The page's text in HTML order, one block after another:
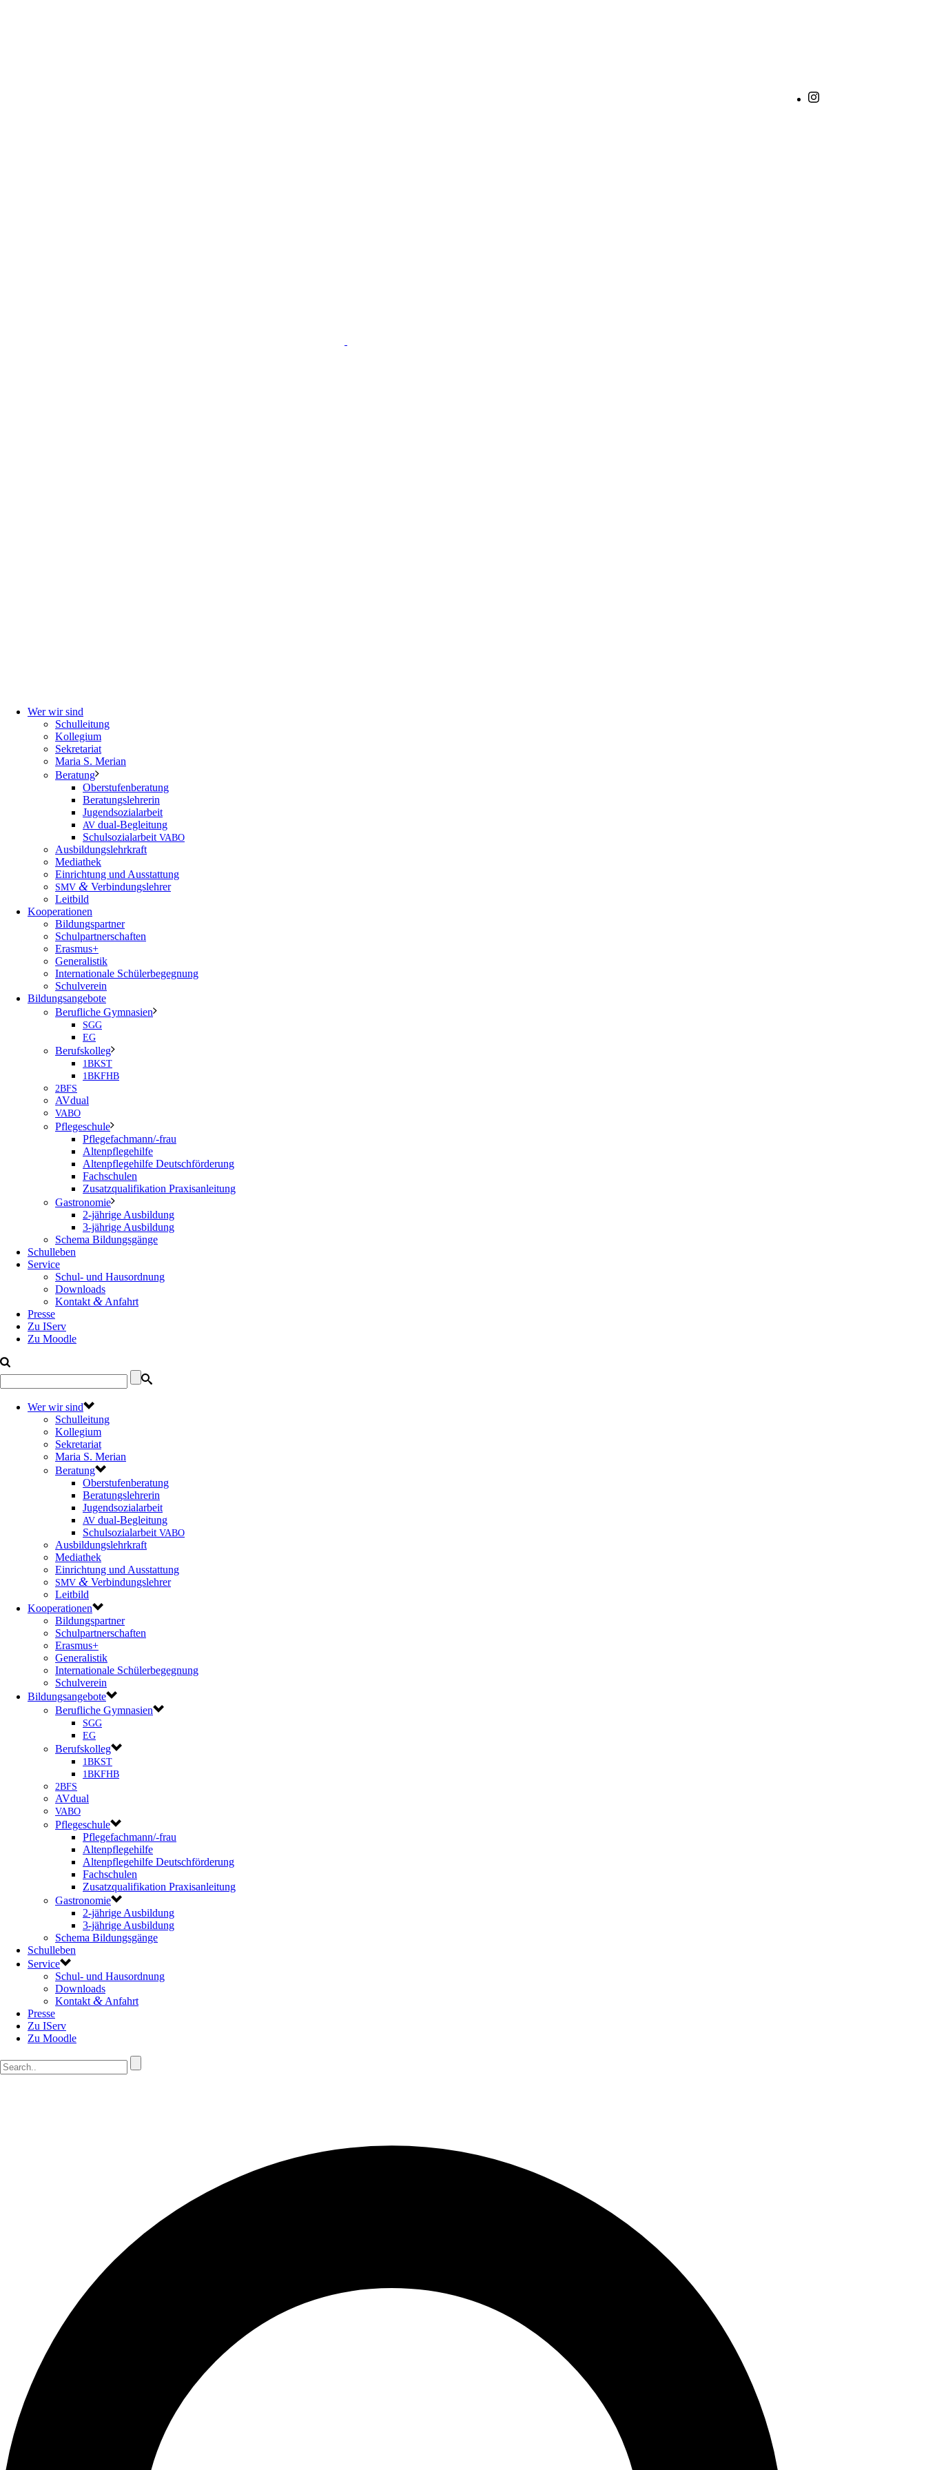
Wer wir sind
Schulleitung
Kollegium
Sekretariat
Maria S. Merian
Beratung
Oberstufenberatung
Beratungslehrerin
Jugendsozialarbeit
AV dual-Begleitung
Schulsozialarbeit VABO
Ausbildungslehrkraft
Mediathek
Einrichtung und Ausstattung
SMV & Verbindungslehrer
Leitbild
Kooperationen
Bildungspartner
Schulpartnerschaften
Erasmus+
Generalistik
Internationale Schülerbegegnung
Schulverein
Bildungsangebote
Berufliche Gymnasien
SGG
EG
Berufskolleg
1BKST
1BKFHB
2BFS
AVdual
VABO
Pflegeschule
Pflegefachmann/-frau
Altenpflegehilfe
Altenpflegehilfe Deutschförderung
Fachschulen
Zusatzqualifikation Praxisanleitung
Gastronomie
2-jährige Ausbildung
3-jährige Ausbildung
Schema Bildungsgänge
Schulleben
Service
Schul- und Hausordnung
Downloads
Kontakt & Anfahrt
Presse
Zu IServ
Zu Moodle
Wer wir sind
Schulleitung
Kollegium
Sekretariat
Maria S. Merian
Beratung
Oberstufenberatung
Beratungslehrerin
Jugendsozialarbeit
AV dual-Begleitung
Schulsozialarbeit VABO
Ausbildungslehrkraft
Mediathek
Einrichtung und Ausstattung
SMV & Verbindungslehrer
Leitbild
Kooperationen
Bildungspartner
Schulpartnerschaften
Erasmus+
Generalistik
Internationale Schülerbegegnung
Schulverein
Bildungsangebote
Berufliche Gymnasien
SGG
EG
Berufskolleg
1BKST
1BKFHB
2BFS
AVdual
VABO
Pflegeschule
Pflegefachmann/-frau
Altenpflegehilfe
Altenpflegehilfe Deutschförderung
Fachschulen
Zusatzqualifikation Praxisanleitung
Gastronomie
2-jährige Ausbildung
3-jährige Ausbildung
Schema Bildungsgänge
Schulleben
Service
Schul- und Hausordnung
Downloads
Kontakt & Anfahrt
Presse
Zu IServ
Zu Moodle